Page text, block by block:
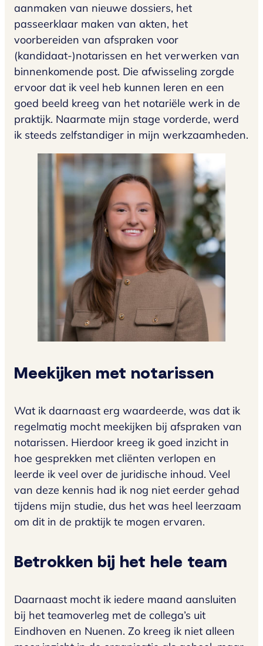
aanmaken van nieuwe dossiers, het
passeerklaar maken van akten, het
voorbereiden van afspraken voor
(kandidaat-)notarissen en het verwerken van
binnenkomende post. Die afwisseling zorgde
ervoor dat ik veel heb kunnen leren en een
goed beeld kreeg van het notariële werk in de
praktijk. Naarmate mijn stage vorderde, werd
ik steeds zelfstandiger in mijn werkzaamheden.
Meekijken met notarissen
Wat ik daarnaast erg waardeerde, was dat ik
regelmatig mocht meekijken bij afspraken van
notarissen. Hierdoor kreeg ik goed inzicht in
hoe gesprekken met cliënten verlopen en
leerde ik veel over de juridische inhoud. Veel
van deze kennis had ik nog niet eerder gehad
tijdens mijn studie, dus het was heel leerzaam
om dit in de praktijk te mogen ervaren.
Betrokken bij het hele team
Daarnaast mocht ik iedere maand aansluiten
bij het teamoverleg met de collega’s uit
Eindhoven en Nuenen. Zo kreeg ik niet alleen